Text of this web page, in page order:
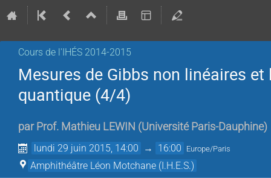
Cours de l'IHÉS­­ 2014-2015
Mesures de Gibbs non linéaires
quantique (4/4)
par Prof. Mathieu LEWIN (Université Paris-Dauphine)
lundi 29 juin 2015, 14:00 → 16:00 Europe/Paris
Amphithéâtre Léon Motchane (I.H.E.S.)